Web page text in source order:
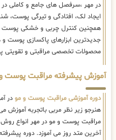
در مهر ،سرفصل های جامع و کاملی در
ایجاد لک، افتادگی و تیرگی پوست،
همچنین کنترل چربی و خشکی پوست
جدیدترین ابزارهای پاکسازی پوست و
محصولات تخصصی مراقبتی و
آموزش پیشرفته مراقبت پوست
دوره آموزشی مراقبت پوست و مو در
هنرجو زیر نظر مربی باتجربه آموزش
مراقبت پوست و مو در مهر انواع روش
آخرین متد روز می آموزد. دوره